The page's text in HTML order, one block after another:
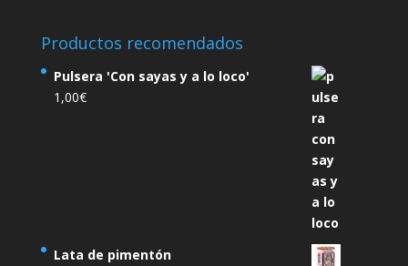
Productos recomendados
Pulsera 'Con sayas y a lo loco'
1,00€
Lata de pimentón